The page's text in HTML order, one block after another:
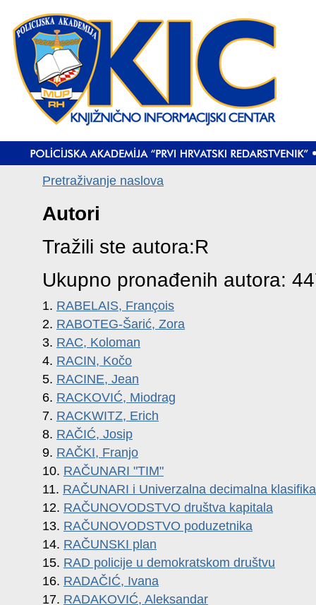
Pretraživanje naslova
Autori
Tražili ste autora:R
Ukupno pronađenih autora:
1. RABELAIS, François
2. RABOTEG-Šarić, Zora
3. RAC, Koloman
4. RACIN, Kočo
5. RACINE, Jean
6. RACKOVIĆ, Miodrag
7. RACKWITZ, Erich
8. RAČIĆ, Josip
9. RAČKI, Franjo
10. RAČUNARI "TIM"
11. RAČUNARI i Univerzalna decimalna
12. RAČUNOVODSTVO društva kapitala
13. RAČUNOVODSTVO poduzetnika
14. RAČUNSKI plan
15. RAD policije u demokratskom društvu
16. RADAČIĆ, Ivana
17. RADAKOVIĆ, Aleksandar